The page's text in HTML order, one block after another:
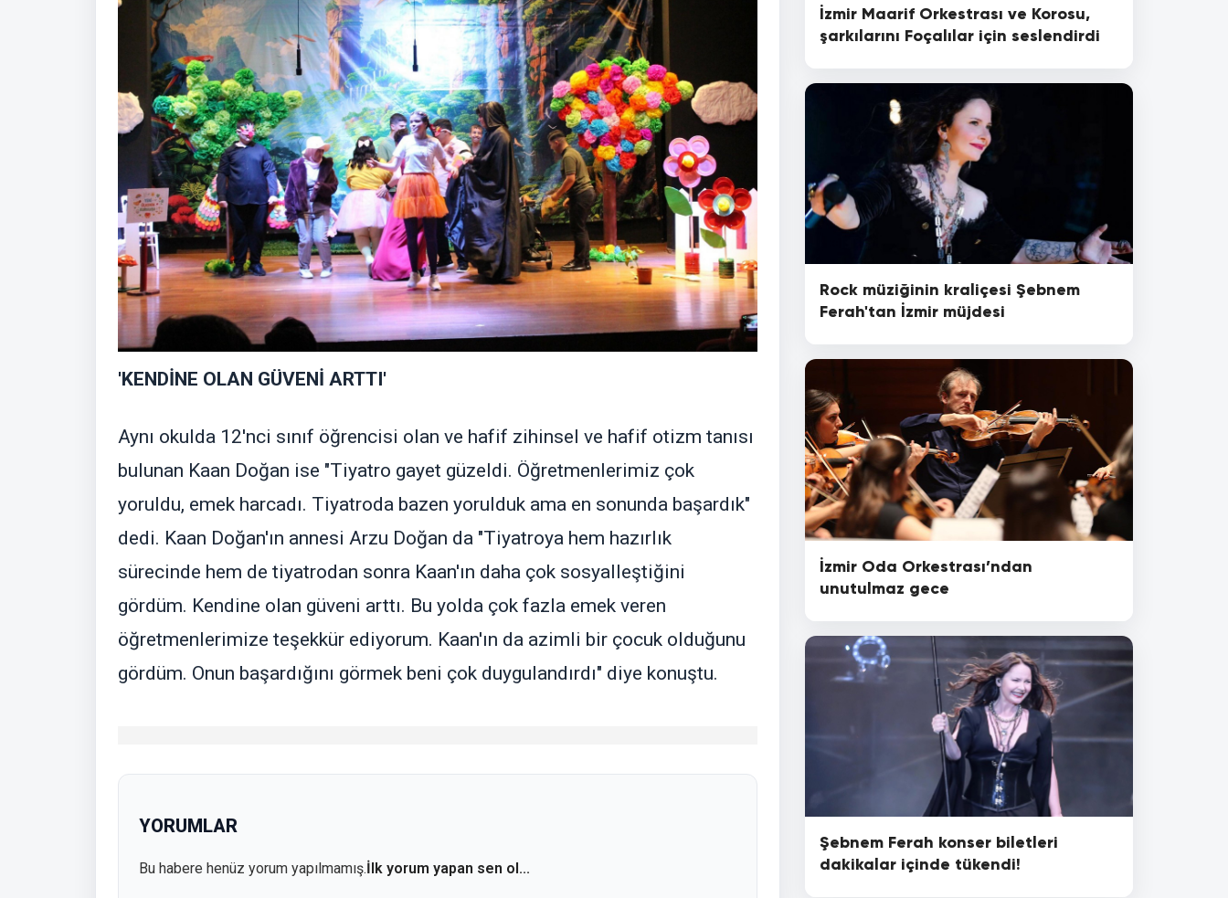
'KENDİNE OLAN GÜVENİ ARTTI'
Aynı okulda 12'nci sınıf öğrencisi olan ve hafif zihinsel ve hafif otizm tanısı
bulunan Kaan Doğan ise "Tiyatro gayet güzeldi. Öğretmenlerimiz çok
yoruldu, emek harcadı. Tiyatroda bazen yorulduk ama en sonunda başardık"
dedi. Kaan Doğan'ın annesi Arzu Doğan da "Tiyatroya hem hazırlık
sürecinde hem de tiyatrodan sonra Kaan'ın daha çok sosyalleştiğini
gördüm. Kendine olan güveni arttı. Bu yolda çok fazla emek veren
öğretmenlerimize teşekkür ediyorum. Kaan'ın da azimli bir çocuk olduğunu
gördüm. Onun başardığını görmek beni çok duygulandırdı" diye konuştu.
YORUMLAR
Bu habere henüz yorum yapılmamış.İlk yorum yapan sen ol...
İzmir Maarif Orkestrası ve Korosu,
şarkılarını Foçalılar için seslendirdi
Rock müziğinin kraliçesi Şebnem
Ferah'tan İzmir müjdesi
İzmir Oda Orkestrası’ndan
unutulmaz gece
Şebnem Ferah konser biletleri
dakikalar içinde tükendi!